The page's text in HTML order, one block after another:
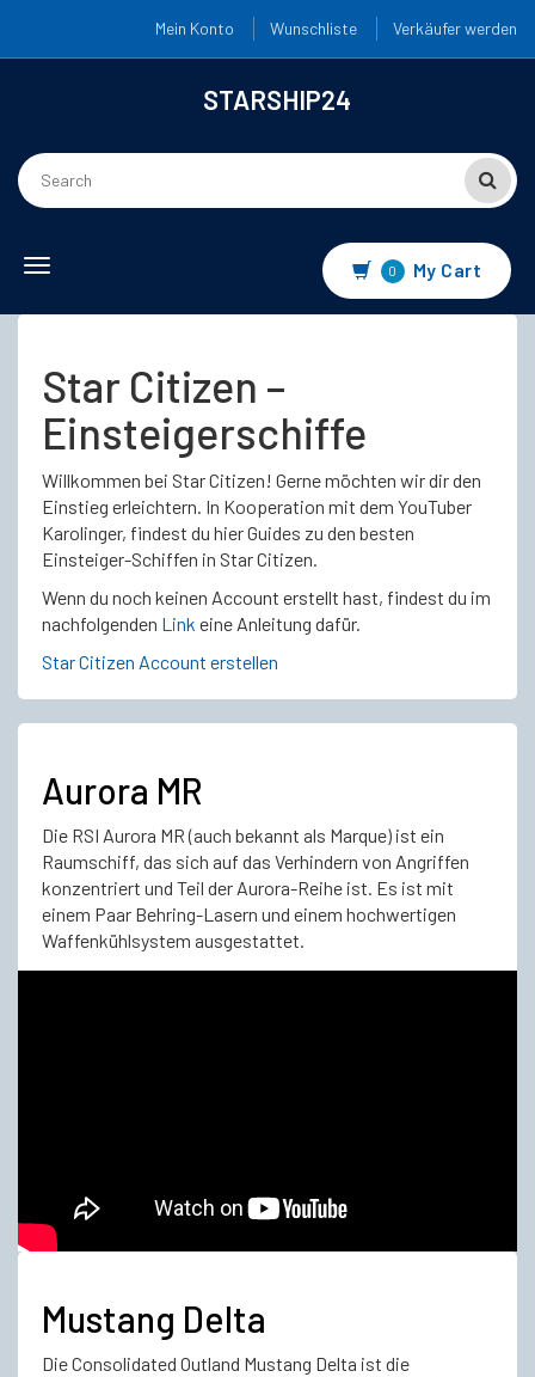
Mein Konto Wunschliste Verkäufer werden
STARSHIP24
Toggle
0 My Cart
Star Citizen –
Einsteigerschiffe
Willkommen bei Star Citizen! Gerne möchten wir dir den
Einstieg erleichtern. In Kooperation mit dem YouTuber
Karolinger, findest du hier Guides zu den besten
Einsteiger-Schiffen in Star Citizen.
Wenn du noch keinen Account erstellt hast, findest du im
nachfolgenden Link eine Anleitung dafür.
Star Citizen Account erstellen
Aurora MR
Die RSI Aurora MR (auch bekannt als Marque) ist ein
Raumschiff, das sich auf das Verhindern von Angriffen
konzentriert und Teil der Aurora-Reihe ist. Es ist mit
einem Paar Behring-Lasern und einem hochwertigen
Waffenkühlsystem ausgestattet.
Mustang Delta
Die Consolidated Outland Mustang Delta ist die